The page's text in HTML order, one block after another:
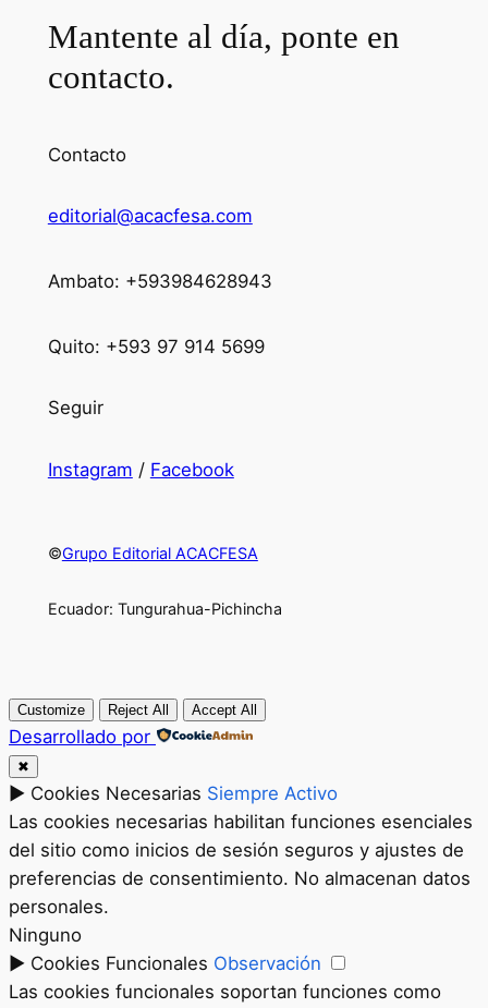
Mantente al día, ponte en
contacto.
Contacto
editorial@acacfesa.com
Ambato: +593984628943
Quito: +593 97 914 5699
Seguir
Instagram / Facebook
©Grupo Editorial ACACFESA
Ecuador: Tungurahua-Pichincha
Customize Reject All Accept All
Desarrollado por
✖
► Cookies Necesarias Siempre Activo
Las cookies necesarias habilitan funciones esenciales
del sitio como inicios de sesión seguros y ajustes de
preferencias de consentimiento. No almacenan datos
personales.
Ninguno
► Cookies Funcionales Observación
Las cookies funcionales soportan funciones como